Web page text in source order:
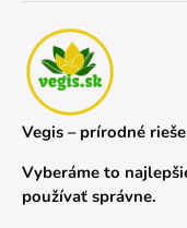
Vegis – prírodné
Vyberáme to
používať správne.